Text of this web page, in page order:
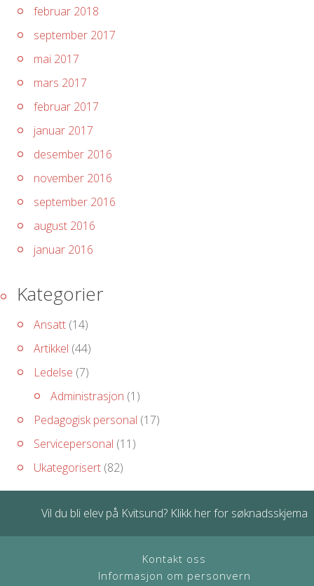
februar 2018
september 2017
mai 2017
mars 2017
februar 2017
januar 2017
desember 2016
november 2016
september 2016
august 2016
januar 2016
Kategorier
Ansatt (14)
Artikkel (44)
Ledelse (7)
Administrasjon (1)
Pedagogisk personal (17)
Servicepersonal (11)
Ukategorisert (82)
Vil du bli elev på Kvitsund? Klikk her for søknadsskjema
Kontakt oss
Informasjon om personvern